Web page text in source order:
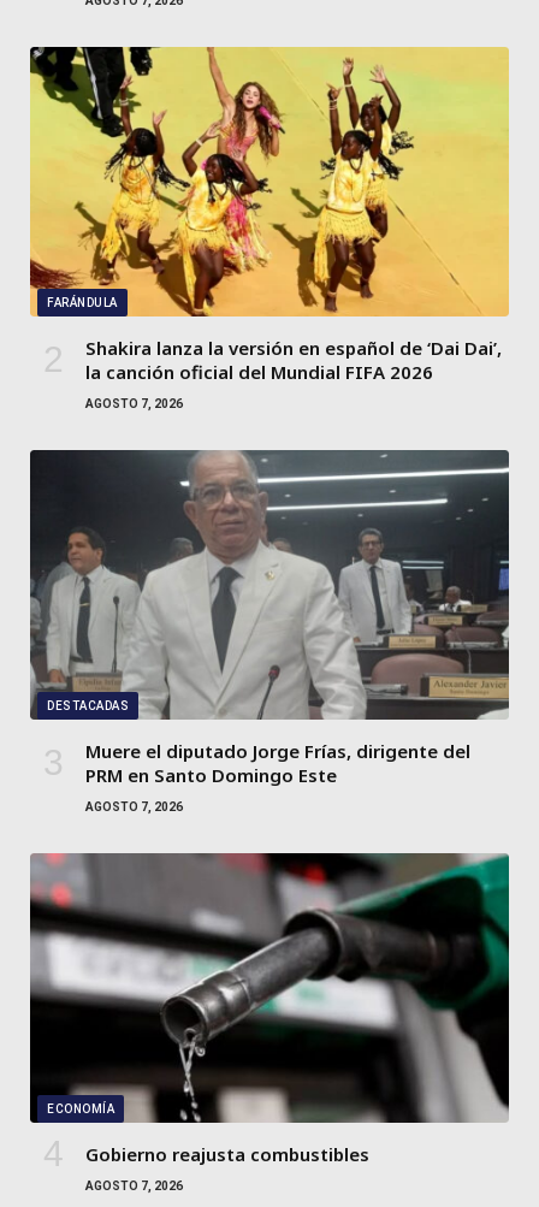
FARÁNDULA
Shakira lanza la versión en español de ‘Dai Dai’,
la canción oficial del Mundial FIFA 2026
AGOSTO 7, 2026
DESTACADAS
Muere el diputado Jorge Frías, dirigente del
PRM en Santo Domingo Este
AGOSTO 7, 2026
ECONOMÍA
Gobierno reajusta combustibles
AGOSTO 7, 2026